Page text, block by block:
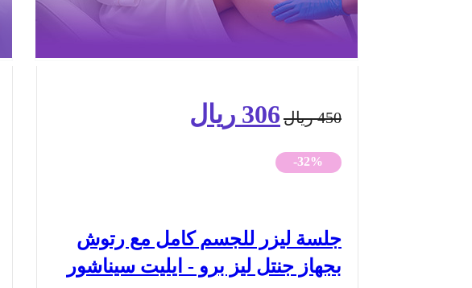
450 ريال السعر
الأصلي
306 ريال
306 ريال.
-32%
جلسة ليزر للجسم كامل مع رتوش
بجهاز جنتل ليز برو - ايليت سيناشور